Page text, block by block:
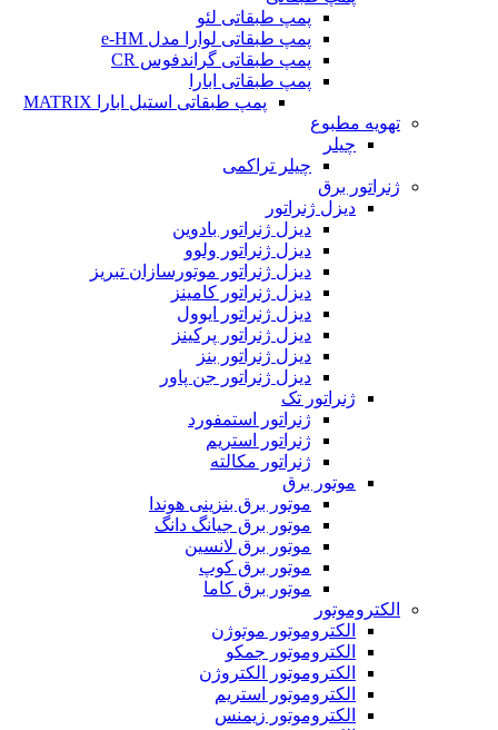
پمپ طبقاتی لئو
پمپ طبقاتی لوارا مدل e-HM
پمپ طبقاتی گراندفوس CR
پمپ طبقاتی ابارا
پمپ طبقاتی استیل ابارا MATRIX
تهویه مطبوع
چیلر
چیلر تراکمی
ژنراتور برق
دیزل ژنراتور
دیزل ژنراتور بادوین
دیزل ژنراتور ولوو
دیزل ژنراتور موتورسازان تبریز
دیزل ژنراتور کامینز
دیزل ژنراتور ایوول
دیزل ژنراتور پرکینز
دیزل ژنراتور بنز
دیزل ژنراتور جن پاور
ژنراتور تک
ژنراتور استمفورد
ژنراتور استریم
ژنراتور مکالته
موتور برق
موتور برق بنزینی هوندا
موتور برق جیانگ دانگ
موتور برق لانسین
موتور برق کوپ
موتور برق کاما
الکتروموتور
الکتروموتور موتوژن
الکتروموتور جمکو
الکتروموتور الکتروژن
الکتروموتور استریم
الکتروموتور زیمنس